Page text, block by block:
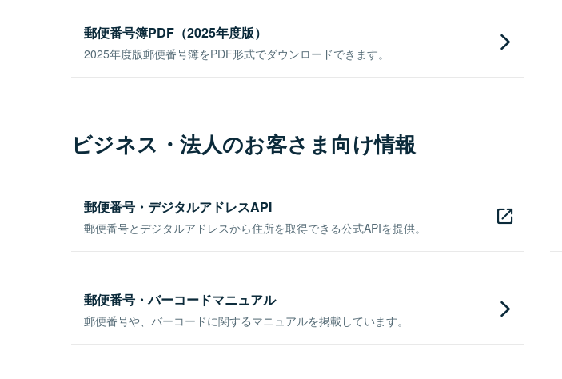
郵便番号簿PDF（2025年度版）
2025年度版郵便番号簿をPDF形式でダウンロードできます。
ビジネス・法人のお客さま向け情報
郵便番号・デジタルアドレスAPI
郵便番号とデジタルアドレスから住所を取得できる公式APIを提供。
郵便番号・バーコードマニュアル
郵便番号や、バーコードに関するマニュアルを掲載しています。